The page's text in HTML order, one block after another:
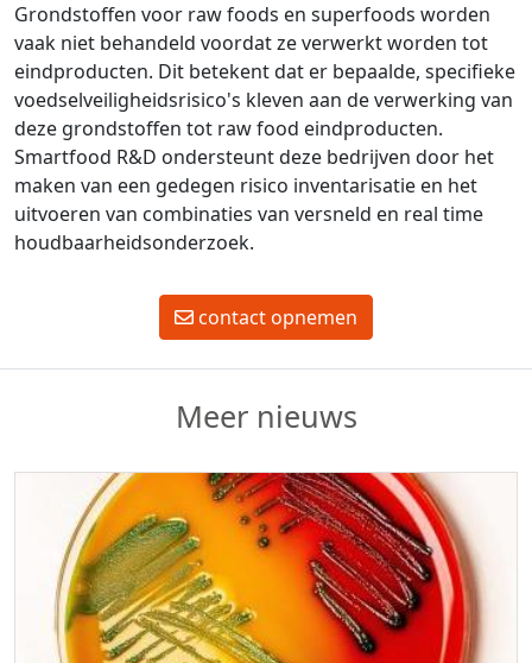
Grondstoffen voor raw foods en superfoods worden
vaak niet behandeld voordat ze verwerkt worden tot
eindproducten. Dit betekent dat er bepaalde, specifieke
voedselveiligheidsrisico's kleven aan de verwerking van
deze grondstoffen tot raw food eindproducten.
Smartfood R&D ondersteunt deze bedrijven door het
maken van een gedegen risico inventarisatie en het
uitvoeren van combinaties van versneld en real time
houdbaarheidsonderzoek.
contact opnemen
Meer nieuws